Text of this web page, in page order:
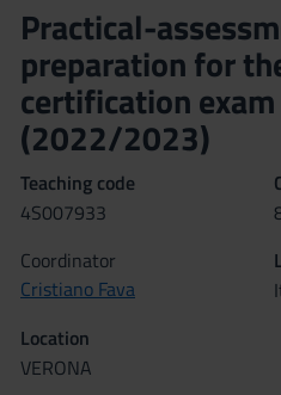
Practical-
preparation for
certification
(2022/2023)
Teaching code
4S007933
Coordinator
Cristiano Fava
Location
VERONA